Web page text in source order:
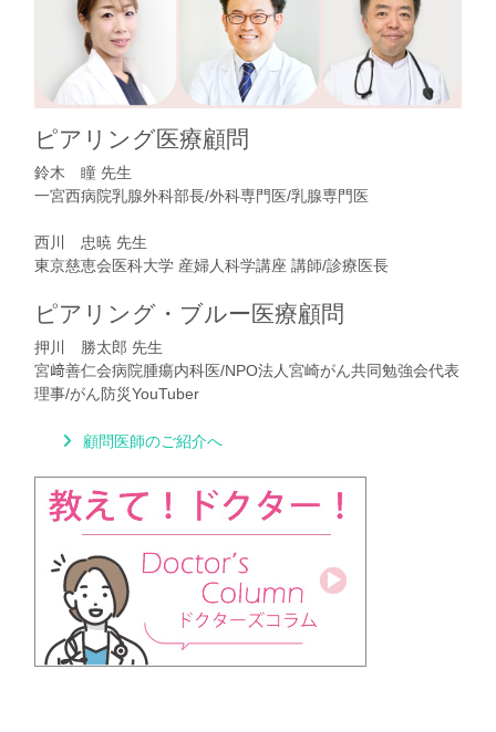
ピアリング医療顧問
鈴木 瞳 先生
一宮西病院乳腺外科部長/外科専門医/乳腺専門医
西川 忠暁 先生
東京慈恵会医科大学 産婦人科学講座 講師/診療医長
ピアリング・ブルー医療顧問
押川 勝太郎 先生
宮﨑善仁会病院腫瘍内科医/NPO法人宮崎がん共同勉強会代表
理事/がん防災YouTuber
顧問医師のご紹介へ